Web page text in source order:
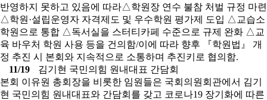
반영하지 못하고 있음에 따라△학원장 연수 불참 처벌 규정 마련
△학원·설립운영자 자격제도 및 우수학원 평가제 도입 △교습소
학원으로 통합 △독서실을 스터티카페 수준으로 규제 완화 △교
육 바우처 학원 사용 등을 건의함/이에 따라 향후 『학원법』 개
정 추진 시 본회와 지속적으로 소통하며 추진키로 협의함.
11/19
김기현 국민의힘 원내대표 간담회
본회 이유원 총회장을 비롯한 임원들은 국회의원회관에서 김기
현 국민의힘 원내대표와 간담회를 갖고 코로나19 장기화에 따른